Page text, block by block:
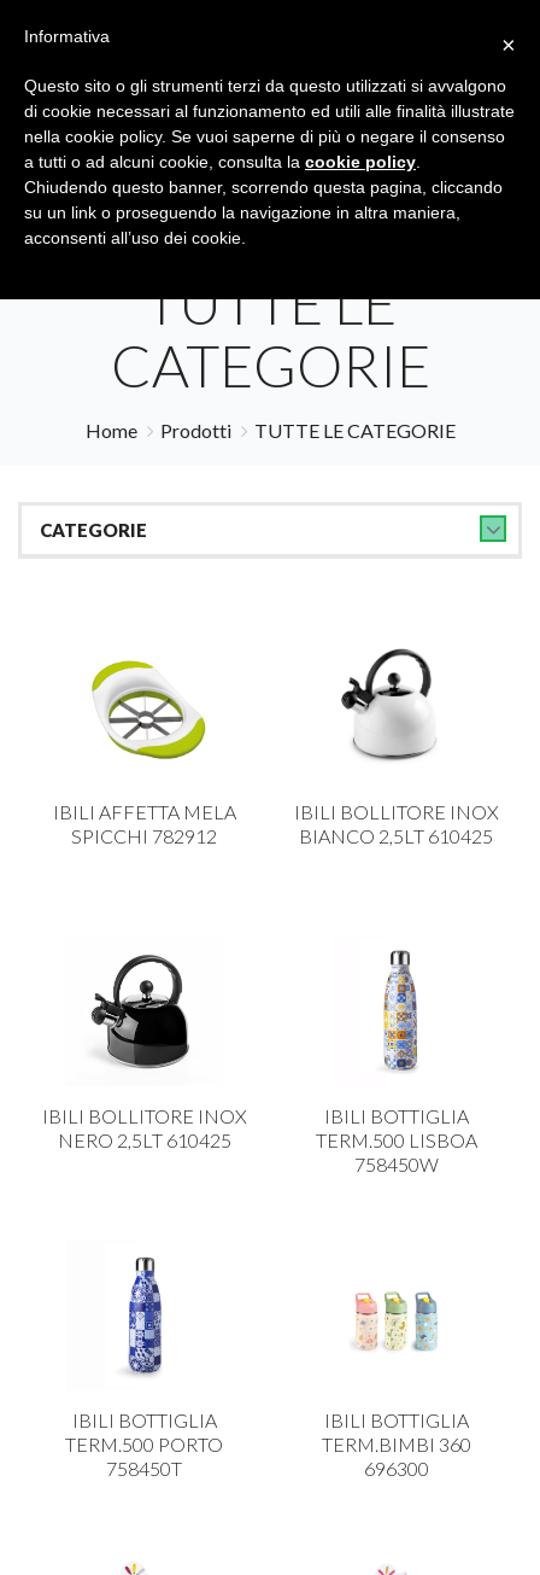
Tutte le categorie Cerca
TUTTE LE
CATEGORIE
Home Prodotti TUTTE LE CATEGORIE
CATEGORIE
ACCESSORI VETRO
BILANCE
CAFFETTERIA E RICAMBI
CALICI E BICCHIERI
CAMPEGGIO E GIARDINO
CARTA
FIORI ARTIFICIALI
FONDUES E PIETRE OLLARI
LEGNO
OGGETTISTICA
PASTICCERIA
IBILI AFFETTA MELA
SPICCHI 782912
IBILI BOLLITORE INOX
BIANCO 2,5LT 610425
IBILI BOLLITORE INOX
NERO 2,5LT 610425
IBILI BOTTIGLIA
TERM.500 LISBOA
758450W
IBILI BOTTIGLIA
TERM.500 PORTO
758450T
IBILI BOTTIGLIA
TERM.BIMBI 360
696300
×
Informativa
Questo sito o gli strumenti terzi da questo utilizzati si avvalgono
di cookie necessari al funzionamento ed utili alle finalità illustrate
nella cookie policy. Se vuoi saperne di più o negare il consenso
a tutti o ad alcuni cookie, consulta la cookie policy
Chiudendo questo banner, scorrendo questa pagina, cliccando
su un link o proseguendo la navigazione in altra maniera,
acconsenti all’uso dei cookie.